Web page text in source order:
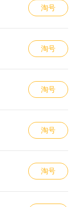
淘号
淘号
淘号
淘号
淘号